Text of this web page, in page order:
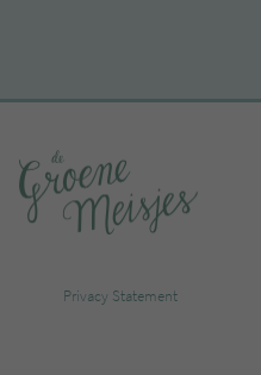
Privacy Statement